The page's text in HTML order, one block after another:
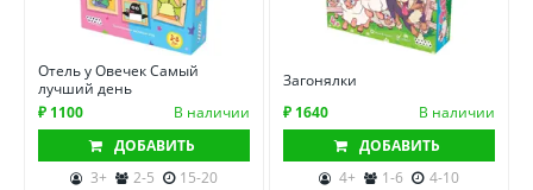
Отель у Овечек Самый
лучший день
₽ 1100
В наличии
ДОБАВИТЬ
3+
2-5 15-20
Загонялки
₽ 1640
В наличии
ДОБАВИТЬ
4+
1-6 4-10